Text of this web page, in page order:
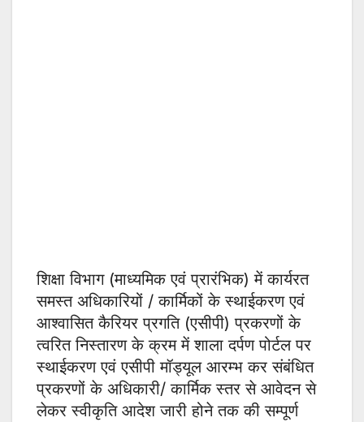
शिक्षा विभाग (माध्यमिक एवं प्रारंभिक) में कार्यरत
समस्त अधिकारियों / कार्मिकों के स्थाईकरण एवं
आश्वासित कैरियर प्रगति (एसीपी) प्रकरणों के
त्वरित निस्तारण के क्रम में शाला दर्पण पोर्टल पर
स्थाईकरण एवं एसीपी मॉड्यूल आरम्भ कर संबंधित
प्रकरणों के अधिकारी/ कार्मिक स्तर से आवेदन से
लेकर स्वीकृति आदेश जारी होने तक की सम्पूर्ण